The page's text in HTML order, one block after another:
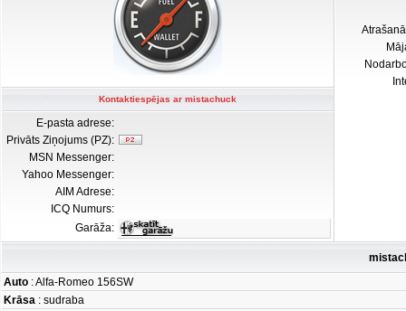
Kontaktiespējas ar mistachuck
E-pasta adrese:
Privāts Ziņojums (PZ):
MSN Messenger:
Yahoo Messenger:
AIM Adrese:
ICQ Numurs:
Garāža:
Auto : Alfa-Romeo 156SW
Krāsa : sudraba